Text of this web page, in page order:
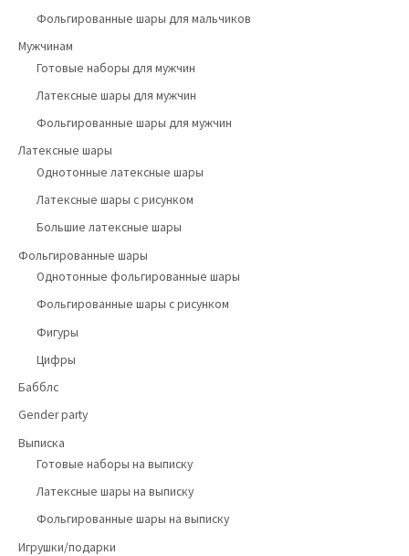
Фольгированные шары для мальчиков
Мужчинам
Готовые наборы для мужчин
Латексные шары для мужчин
Фольгированные шары для мужчин
Латексные шары
Однотонные латексные шары
Латексные шары с рисунком
Большие латексные шары
Фольгированные шары
Однотонные фольгированные шары
Фольгированные шары с рисунком
Фигуры
Цифры
Бабблс
Gender party
Выписка
Готовые наборы на выписку
Латексные шары на выписку
Фольгированные шары на выписку
Игрушки/подарки